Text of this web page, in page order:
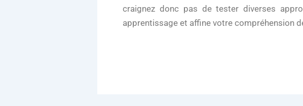
craignez donc pas de tester diverses
apprentissage et affine votre compréhension